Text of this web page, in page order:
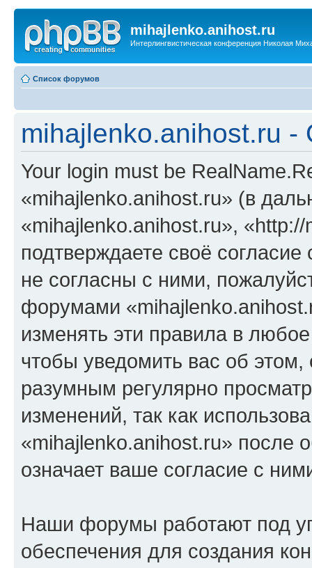
mihajlenko.anihost.ru
Интерлингвистическая конференция Николая
Список форумов
mihajlenko.anihost.ru
Your login must be
«mihajlenko.anihost.ru» (в
«mihajlenko.anihost.ru»,
подтверждаете своё
не согласны с ними,
форумами
изменять эти правила в
чтобы уведомить вас об
разумным регулярно
изменений, так как
«mihajlenko.anihost.ru» после
означает ваше согласие с
Наши форумы работают под
обеспечения для создания